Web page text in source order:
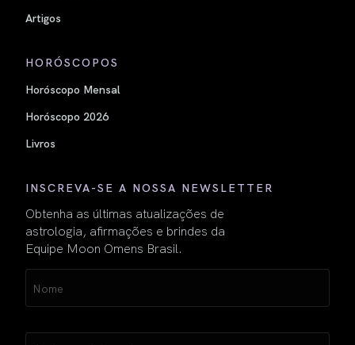
Artigos
HORÓSCOPOS
Horóscopo Mensal
Horóscopo 2026
Livros
INSCREVA-SE A NOSSA NEWSLETTER
Obtenha as últimas atualizações de
astrologia, afirmações e brindes da
Equipe Moon Omens Brasil.